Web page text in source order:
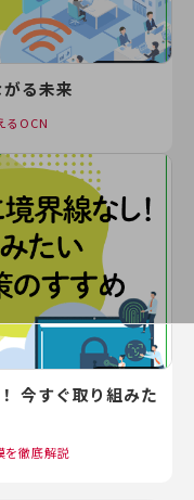
る未来
るOCN
今すぐ取り組みた
を徹底解説